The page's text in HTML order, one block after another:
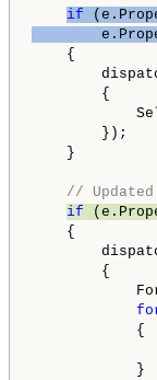
if
{
{
});
}
//
if
{
{
{
}